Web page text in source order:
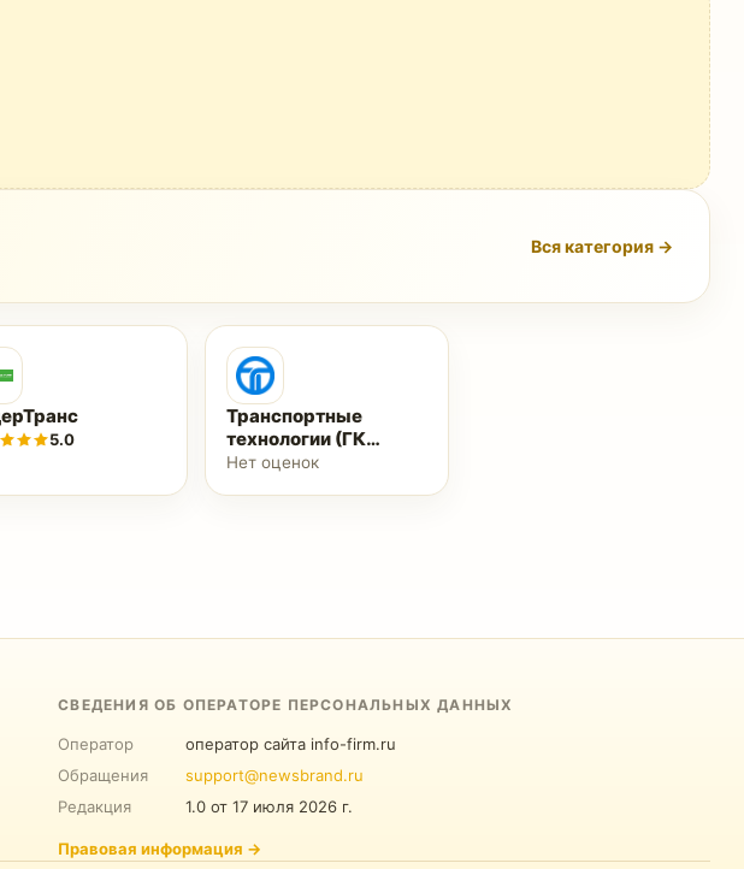
Вся категория →
5.0
Транспортные
технологии (ГК
"Роспром")
Нет оценок
СВЕДЕНИЯ ОБ ОПЕРАТОРЕ ПЕРСОНАЛЬНЫХ ДАННЫХ
Оператор
оператор сайта info-firm.ru
Обращения
support@newsbrand.ru
Редакция
1.0 от17 июля 2026 г.
Правовая информация →